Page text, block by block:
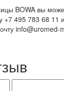
BOWA вы
495 783 68 11
info@uromed-